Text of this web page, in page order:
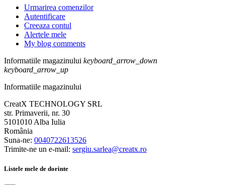
Urmarirea comenzilor
Autentificare
Creeaza contul
Alertele mele
My blog comments
Informatiile magazinului keyboard_arrow_down
keyboard_arrow_up
Informatiile magazinului
CreatX TECHNOLOGY SRL
str. Primaverii, nr. 30
5101010 Alba Iulia
România
Suna-ne: 0040722613526
Trimite-ne un e-mail: sergiu.sarlea@creatx.ro
Listele mele de dorinte